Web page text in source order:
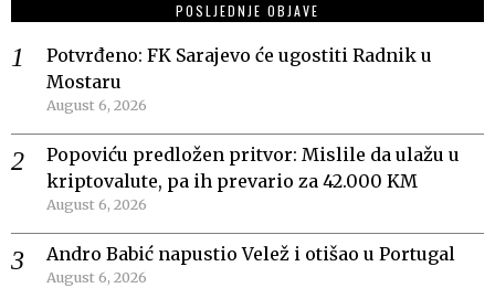
POSLJEDNJE OBJAVE
Potvrđeno: FK Sarajevo će ugostiti Radnik u
Mostaru
August 6, 2026
Popoviću predložen pritvor: Mislile da ulažu u
kriptovalute, pa ih prevario za 42.000 KM
August 6, 2026
Andro Babić napustio Velež i otišao u Portugal
August 6, 2026